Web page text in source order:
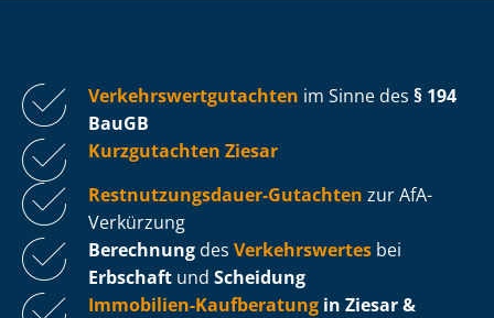
Ver­kehrs­wert­gut­ach­ten im Sinne des § 194
BauGB
Kurzgutachten Ziesar
Rest­nut­zungs­dau­er-Gutachten zur AfA-
Verkürzung
Berechnung des Verkehrswertes bei
Erbschaft und Scheidung
Immobilien-Kaufberatung in Ziesar &